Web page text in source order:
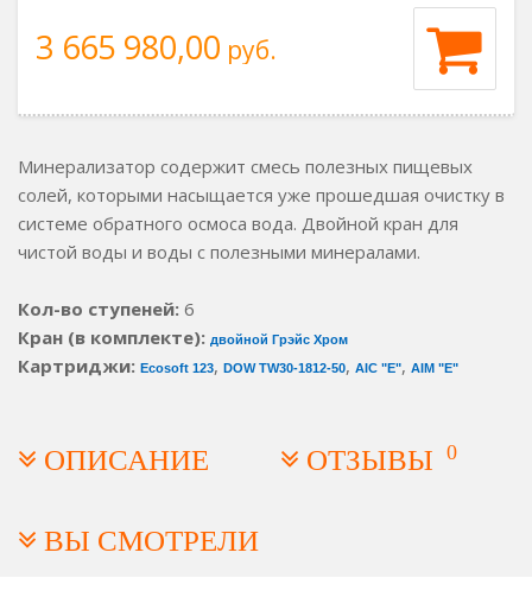
3 665 980,00 руб.
Минерализатор содержит смесь полезных пищевых
солей, которыми насыщается уже прошедшая очистку в
системе обратного осмоса вода. Двойной кран для
чистой воды и воды с полезными минералами.
Кол-во ступеней: 6
Кран (в комплекте): двойной Грэйс Хром
Картриджи: Ecosoft 123, DOW TW30-1812-50, AIC "E", AIM "E"
ОПИСАНИЕ ОТЗЫВЫ 0
ВЫ СМОТРЕЛИ